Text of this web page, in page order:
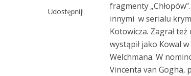
Udostępnij!
fragmenty
innymi w serialu
Kotowicza. Zagrał
wystąpił jako Kowal
Welchmana. W
Vincenta van Gogha,